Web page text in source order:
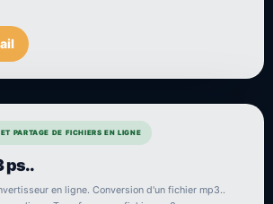
PARTAGE DE FICHIERS EN LIGNE
ps..
en ligne. Conversion d'un fichier mp3..